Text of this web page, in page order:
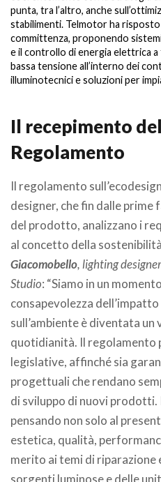
punta, tra l’altro, anche
stabilimenti. Telmotor ha risposto
committenza, proponendo
e il controllo di energia elettrica a
bassa tensione all’interno dei
illuminotecnici e soluzioni per
Il recepimento
Regolamento
Il regolamento
designer, che fin dalle prime
del prodotto, analizzano i
al concetto della
Giacomobello, lighting
Studio: “Siamo in un
consapevolezza
sull’ambiente è diventata
quotidianità. Il regolamento
legislative, affinché sia
progettuali che rendano
di sviluppo di nuovi
pensando non solo al
estetica, qualità,
merito ai temi di riparazione
sorgenti luminose e delle